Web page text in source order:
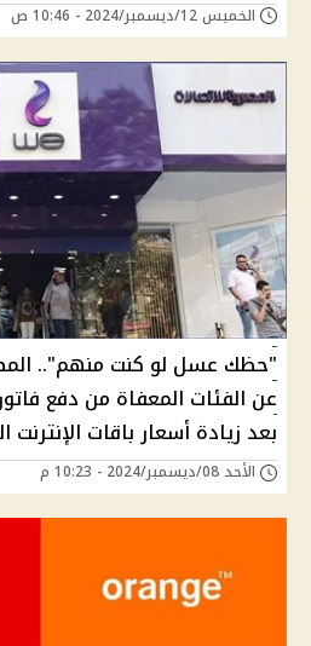
الخميس 12/ديسمبر/2024 - 10:46 ص
"حظك عسل لو كنت منهم"..
عن الفئات المعفاة من دفع
بعد زيادة أسعار باقات الإنترنت
الأحد 08/ديسمبر/2024 - 10:23 م